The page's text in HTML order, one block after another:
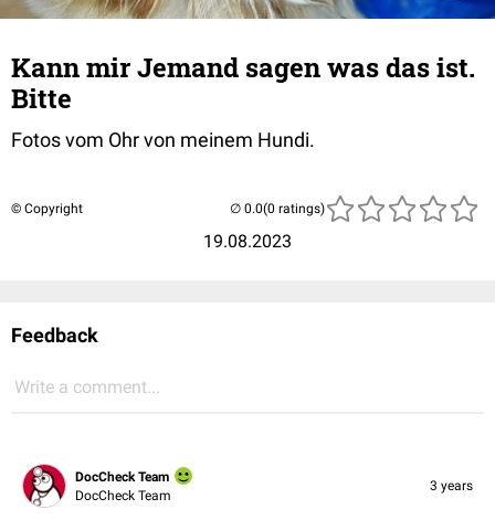
Kann mir Jemand sagen was das ist.
Bitte
Fotos vom Ohr von meinem Hundi.
© Copyright
19.08.2023
(0 ratings)
Feedback
Write a comment...
DocCheck Team
DocCheck Team
3 years